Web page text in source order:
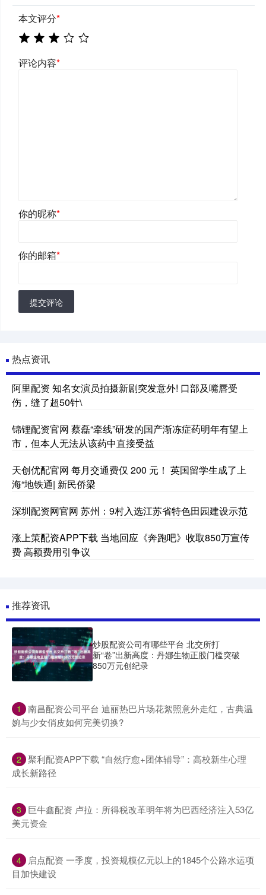
本文评分*
评论内容*
你的昵称*
你的邮箱*
提交评论
热点资讯
阿里配资 知名女演员拍摄新剧突发意外! 口部及嘴唇受
伤，缝了超50针\
锦锂配资官网 蔡磊“牵线”研发的国产渐冻症药明年有望上
市，但本人无法从该药中直接受益
天创优配官网 每月交通费仅 200 元！ 英国留学生成了上
海“地铁通| 新民侨梁
深圳配资网官网 苏州：9村入选江苏省特色田园建设示范
涨上策配资APP下载 当地回应《奔跑吧》收取850万宣传
费 高额费用引争议
推荐资讯
炒股配资公司有哪些平台 北交所打
新“卷”出新高度：丹娜生物正股门槛突破
850万元创纪录
1
​南昌配资公司平台 迪丽热巴片场花絮照意外走红，古典温
婉与少女俏皮如何完美切换?
2 ​聚利配资APP下载 “自然疗愈+团体辅导”：高校新生心理
成长新路径
3
​巨牛鑫配资 卢拉：所得税改革明年将为巴西经济注入53亿
美元资金
4
​启点配资 一季度，投资规模亿元以上的1845个公路水运项
目加快建设